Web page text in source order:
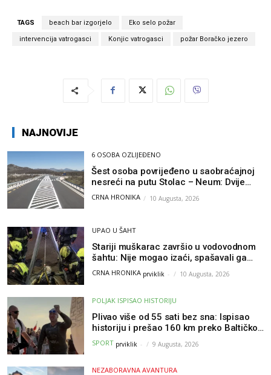
TAGS beach bar izgorjelo Eko selo požar
intervencija vatrogasci Konjic vatrogasci požar Boračko jezero
NAJNOVIJE
6 OSOBA OZLIJEĐENO
Šest osoba povrijeđeno u saobraćajnoj
nesreći na putu Stolac – Neum: Dvije
osobe zadobile teške tjelesne povrede
CRNA HRONIKA 10 Augusta, 2026
UPAO U ŠAHT
Stariji muškarac završio u vodovodnom
šahtu: Nije mogao izaći, spašavali ga
vatrogasci
CRNA HRONIKA prviklik - 10 Augusta, 2026
POLJAK ISPISAO HISTORIJU
Plivao više od 55 sati bez sna: Ispisao
historiju i prešao 160 km preko Baltičkog
mora – a podvig posvetio djeci oboljeloj
od raka
SPORT prviklik - 9 Augusta, 2026
NEZABORAVNA AVANTURA